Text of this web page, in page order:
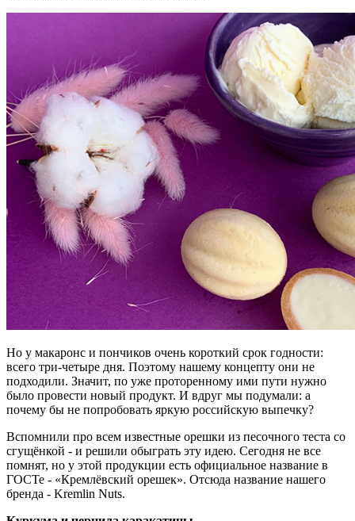
Но у макаронс и пончиков очень короткий срок годности:
всего три-четыре дня. Поэтому нашему концепту они не
подходили. Значит, по уже проторенному ими пути нужно
было провести новый продукт. И вдруг мы подумали: а
почему бы не попробовать яркую российскую выпечку?
Вспомнили про всем известные орешки из песочного теста со
сгущёнкой - и решили обыграть эту идею. Сегодня не все
помнят, но у этой продукции есть официальное название в
ГОСТе - «Кремлёвский орешек». Отсюда название нашего
бренда - Kremlin Nuts.